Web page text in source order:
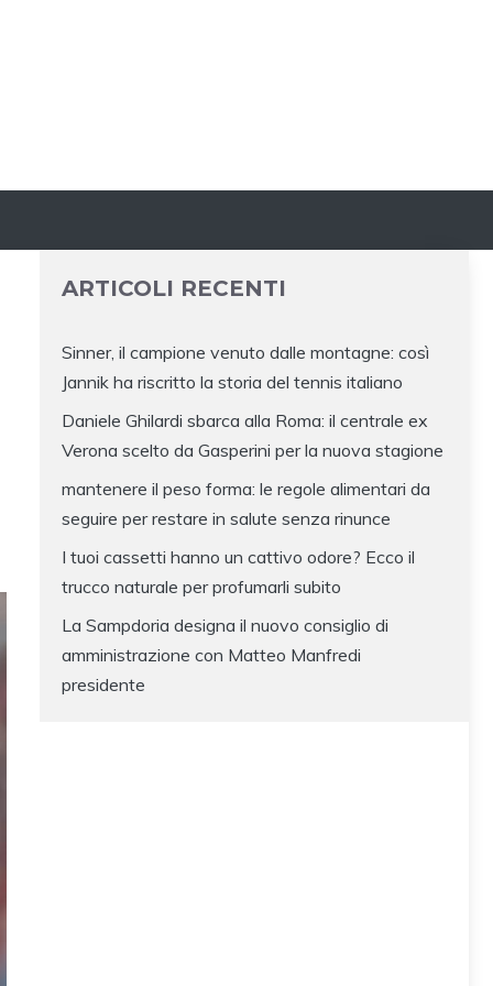
ARTICOLI RECENTI
Sinner, il campione venuto dalle montagne: così
Jannik ha riscritto la storia del tennis italiano
Daniele Ghilardi sbarca alla Roma: il centrale ex
Verona scelto da Gasperini per la nuova stagione
mantenere il peso forma: le regole alimentari da
seguire per restare in salute senza rinunce
I tuoi cassetti hanno un cattivo odore? Ecco il
trucco naturale per profumarli subito
La Sampdoria designa il nuovo consiglio di
amministrazione con Matteo Manfredi
presidente